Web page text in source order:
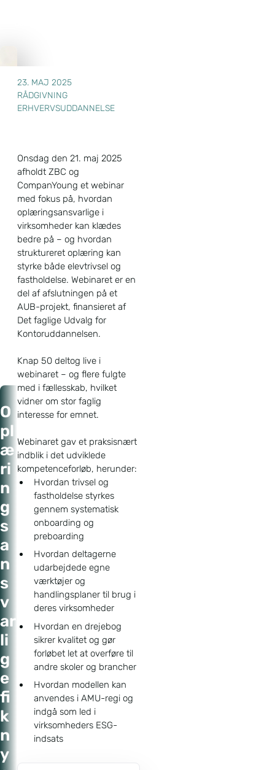
O
pl
æ
ri
n
g
s
a
n
s
v
ar
li
g
e
fi
k
n
y
Forside
Nyheder
Oplæringsansvarlige
fik nye værktøjer på
én time
23. MAJ 2025
RÅDGIVNING
ERHVERVSUDDANNELSE
Onsdag den 21. maj 2025
afholdt ZBC og
CompanYoung et webinar
med fokus på, hvordan
oplæringsansvarlige i
virksomheder kan klædes
bedre på – og hvordan
struktureret oplæring kan
styrke både elevtrivsel og
fastholdelse. Webinaret er en
del af afslutningen på et
AUB-projekt, finansieret af
Det faglige Udvalg for
Kontoruddannelsen.
Knap 50 deltog live i
webinaret – og flere fulgte
med i fællesskab, hvilket
vidner om stor faglig
interesse for emnet.
Webinaret gav et praksisnært
indblik i det udviklede
kompetenceforløb, herunder:
Hvordan trivsel og
fastholdelse styrkes
gennem systematisk
onboarding og
preboarding
Hvordan deltagerne
udarbejdede egne
værktøjer og
handlingsplaner til brug i
deres virksomheder
Hvordan en drejebog
sikrer kvalitet og gør
forløbet let at overføre til
andre skoler og brancher
Hvordan modellen kan
anvendes i AMU-regi og
indgå som led i
virksomheders ESG-
indsats